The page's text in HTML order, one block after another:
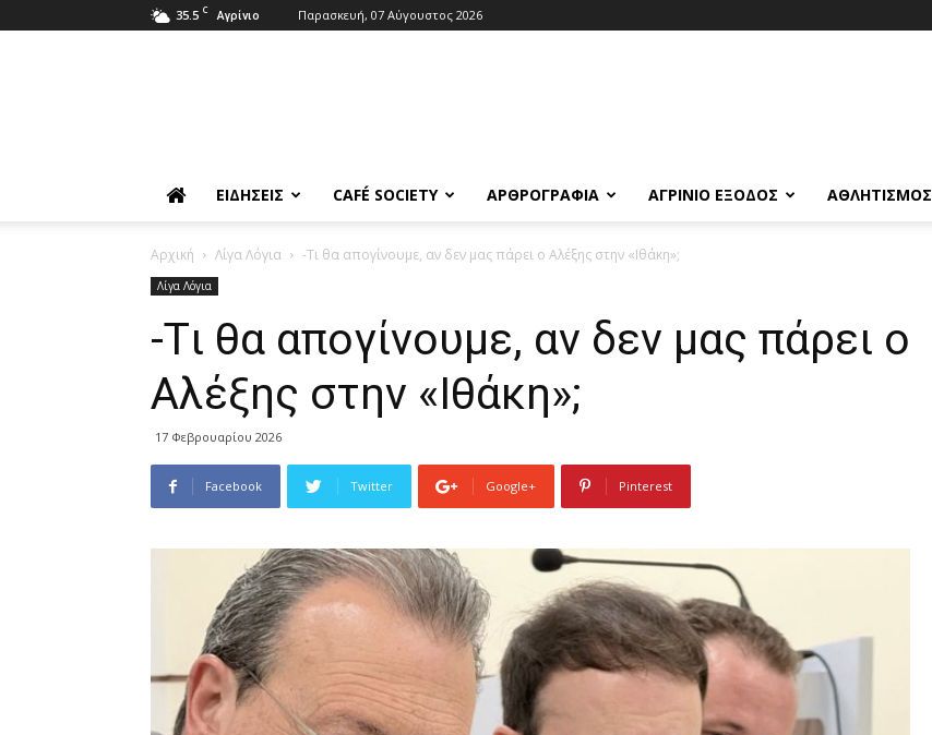
35.5 C Αγρίνιο Παρασκευή, 07 Αύγουστος 2026
ΕΙΔΉΣΕΙΣ CAFÉ SOCIETY ΑΡΘΡΟΓΡΑΦΊΑ ΑΓΡΊΝΙΟ ΈΞΟΔΟΣ ΑΘΛΗΤΙΣΜΌΣ
Αρχική Λίγα Λόγια -Tι θα απογίνουμε, αν δεν μας πάρει ο Αλέξης στην «Ιθάκη»;
Λίγα Λόγια
-Tι θα απογίνουμε, αν δεν μας πάρει ο
Αλέξης στην «Ιθάκη»;
17 Φεβρουαρίου 2026
Facebook Twitter Google+ Pinterest